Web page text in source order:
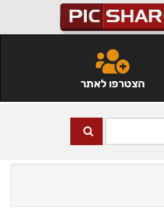
הצטרפו לאתר